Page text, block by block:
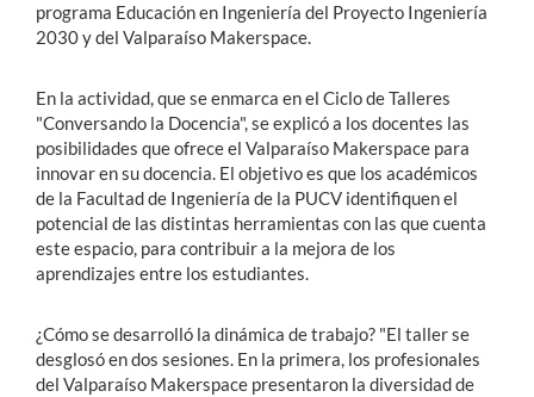
programa Educación en Ingeniería del Proyecto Ingeniería
2030 y del Valparaíso Makerspace.
En la actividad, que se enmarca en el Ciclo de Talleres
"Conversando la Docencia", se explicó a los docentes las
posibilidades que ofrece el Valparaíso Makerspace para
innovar en su docencia. El objetivo es que los académicos
de la Facultad de Ingeniería de la PUCV identifiquen el
potencial de las distintas herramientas con las que cuenta
este espacio, para contribuir a la mejora de los
aprendizajes entre los estudiantes.
¿Cómo se desarrolló la dinámica de trabajo? "El taller se
desglosó en dos sesiones. En la primera, los profesionales
del Valparaíso Makerspace presentaron la diversidad de